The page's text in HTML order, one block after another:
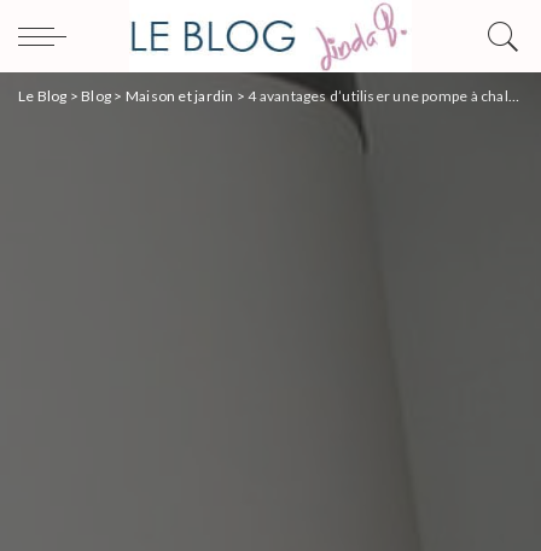
Le Blog > Blog > Maison et jardin >4 avantages d’utiliser une pompe à chaleur